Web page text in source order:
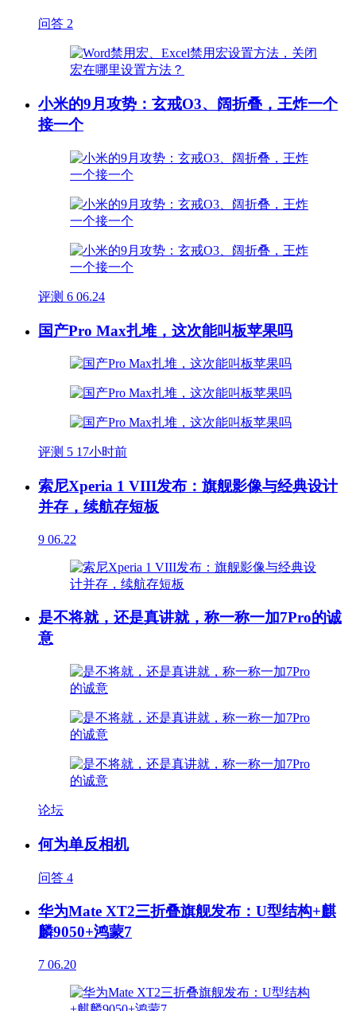
问答 2
小米的9月攻势：玄戒O3、阔折叠，王炸一个
接一个
评测 6 06.24
国产Pro Max扎堆，这次能叫板苹果吗
评测 5 17小时前
索尼Xperia 1 VIII发布：旗舰影像与经典设计
并存，续航存短板
9 06.22
是不将就，还是真讲就，称一称一加7Pro的诚
意
论坛
何为单反相机
问答 4
华为Mate XT2三折叠旗舰发布：U型结构+麒
麟9050+鸿蒙7
7 06.20